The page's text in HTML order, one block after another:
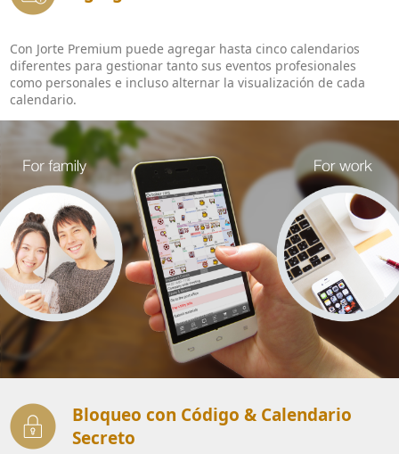
Con Jorte Premium puede agregar hasta cinco calendarios
diferentes para gestionar tanto sus eventos profesionales
como personales e incluso alternar la visualización de cada
calendario.
Bloqueo con Código & Calendario
Secreto